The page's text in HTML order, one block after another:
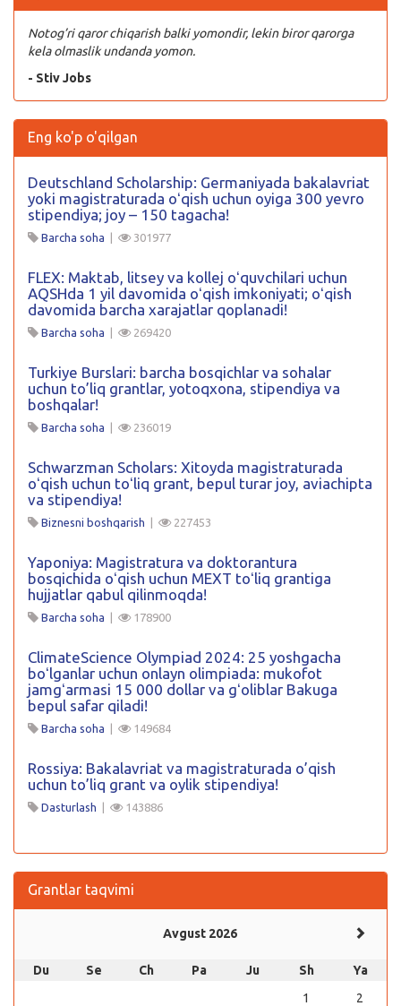
Notog’ri qaror chiqarish balki yomondir, lekin biror qarorga
kela olmaslik undanda yomon.
- Stiv Jobs
Eng ko'p o'qilgan
Deutschland Scholarship: Germaniyada bakalavriat
yoki magistraturada oʻqish uchun oyiga 300 yevro
stipendiya; joy – 150 tagacha!
Barcha soha | 301977
FLEX: Maktab, litsey va kollej oʻquvchilari uchun
AQSHda 1 yil davomida oʻqish imkoniyati; oʻqish
davomida barcha xarajatlar qoplanadi!
Barcha soha | 269420
Turkiye Burslari: barcha bosqichlar va sohalar
uchun to’liq grantlar, yotoqxona, stipendiya va
boshqalar!
Barcha soha | 236019
Schwarzman Scholars: Xitoyda magistraturada
oʻqish uchun toʻliq grant, bepul turar joy, aviachipta
va stipendiya!
Biznesni boshqarish | 227453
Yaponiya: Magistratura va doktorantura
bosqichida oʻqish uchun MEXT toʻliq grantiga
hujjatlar qabul qilinmoqda!
Barcha soha | 178900
ClimateScience Olympiad 2024: 25 yoshgacha
boʻlganlar uchun onlayn olimpiada: mukofot
jamgʻarmasi 15 000 dollar va gʻoliblar Bakuga
bepul safar qiladi!
Barcha soha | 149684
Rossiya: Bakalavriat va magistraturada o’qish
uchun to’liq grant va oylik stipendiya!
Dasturlash | 143886
Grantlar taqvimi
Avgust 2026
Du Se Ch Pa Ju Sh
Ya
1
2